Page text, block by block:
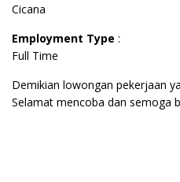
Cicana
Employment Type :
Full Time
Demikian lowongan pekerjaan
Selamat mencoba dan semoga